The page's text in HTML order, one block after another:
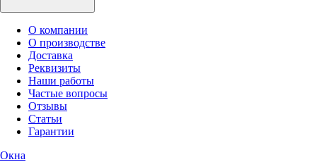
О компании
О производстве
Доставка
Реквизиты
Наши работы
Частые вопросы
Отзывы
Статьи
Гарантии
Окна